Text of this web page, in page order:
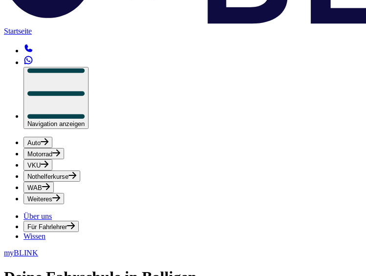
Startseite
Navigation anzeigen
Auto
Motorrad
VKU
Nothelferkurse
WAB
Weiteres
Über uns
Für Fahrlehrer
Wissen
myBLINK